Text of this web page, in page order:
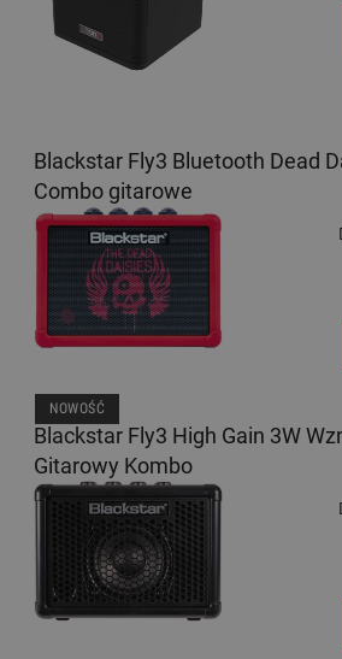
Blackstar Fly3 Bluetooth Dead
Combo gitarowe
Blackstar Fly3 High Gain 3W
Gitarowy Kombo
NOWOŚĆ